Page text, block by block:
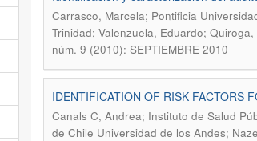
Carrasco, Marcela; Pontificia
Trinidad; Valenzuela, Eduardo;
núm. 9 (2010): SEPTIEMBRE 2010
IDENTIFICATION OF RISK FACTORS
Canals C, Andrea; Instituto de Salud
de Chile Universidad de los Andes;